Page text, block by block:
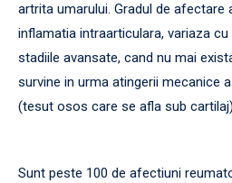
artrita umarului. Gradul de afectare
inflamatia intraarticulara, variaza
stadiile avansate, cand nu mai
survine in urma atingerii mecanice
(tesut osos care se afla sub
Sunt peste 100 de afectiuni